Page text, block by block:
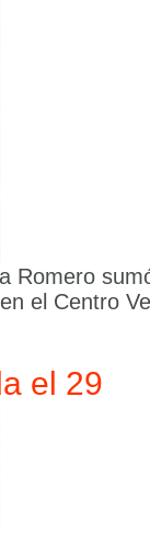
Romero
el Centro
el 29